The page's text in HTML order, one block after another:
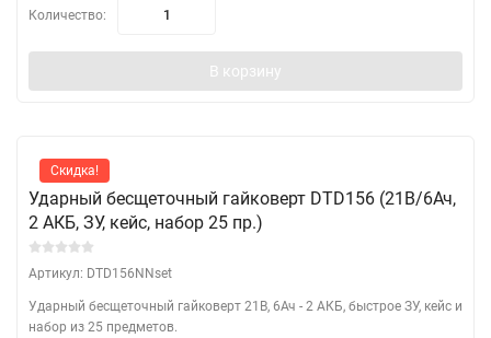
Количество:
В корзину
Скидка!
Ударный бесщеточный гайковерт DTD156 (21B/6Ач,
2 АКБ, ЗУ, кейс, набор 25 пр.)
Артикул: DTD156NNset
Ударный бесщеточный гайковерт 21B, 6Ач - 2 АКБ, быстрое ЗУ, кейс и
набор из 25 предметов.